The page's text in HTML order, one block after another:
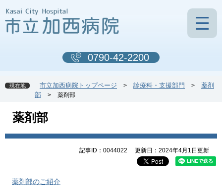
ー
ジ
。
ニ
ュ
て
0790-42-2200
現在地 市立加西病院トップページ > 診療科・支援部門 >
薬剤
部
> 薬剤部
薬剤部
記事ID：0044022 更新日：2024年4月1日更新
薬剤部のご紹介